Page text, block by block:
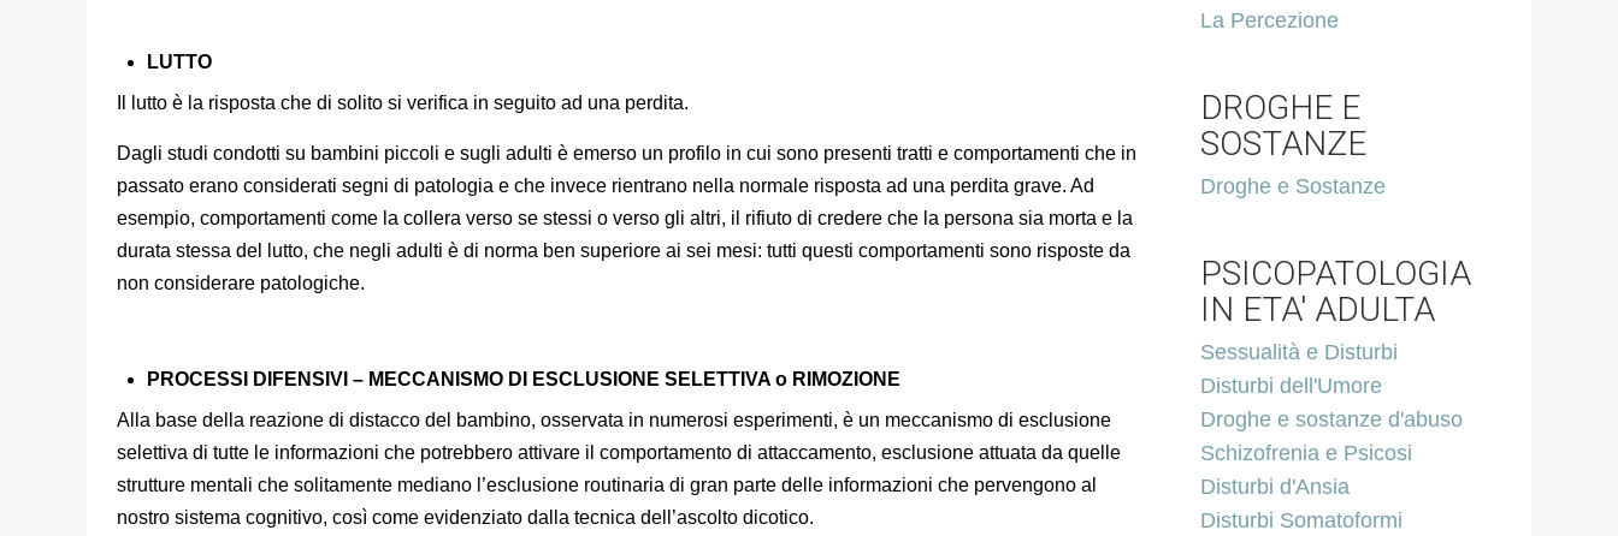
LUTTO
Il lutto è la risposta che di solito si verifica in seguito ad una perdita.
Dagli studi condotti su bambini piccoli e sugli adulti è emerso un profilo in cui sono presenti tratti e comportamenti che in
passato erano considerati segni di patologia e che invece rientrano nella normale risposta ad una perdita grave. Ad
esempio, comportamenti come la collera verso se stessi o verso gli altri, il rifiuto di credere che la persona sia morta e la
durata stessa del lutto, che negli adulti è di norma ben superiore ai sei mesi: tutti questi comportamenti sono risposte da
non considerare patologiche.
PROCESSI DIFENSIVI – MECCANISMO DI ESCLUSIONE SELETTIVA o RIMOZIONE
Alla base della reazione di distacco del bambino, osservata in numerosi esperimenti, è un meccanismo di esclusione
selettiva di tutte le informazioni che potrebbero attivare il comportamento di attaccamento, esclusione attuata da quelle
strutture mentali che solitamente mediano l’esclusione routinaria di gran parte delle informazioni che pervengono al
nostro sistema cognitivo, così come evidenziato dalla tecnica dell’ascolto dicotico.
La Percezione
DROGHE E
SOSTANZE
Droghe e Sostanze
PSICOPATOLOGIA
IN ETA' ADULTA
Sessualità e Disturbi
Disturbi dell'Umore
Droghe e sostanze d'abuso
Schizofrenia e Psicosi
Disturbi d'Ansia
Disturbi Somatoformi